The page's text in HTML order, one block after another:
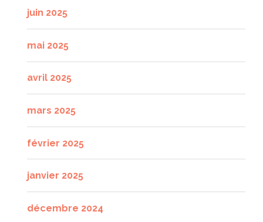
juin 2025
mai 2025
avril 2025
mars 2025
février 2025
janvier 2025
décembre 2024